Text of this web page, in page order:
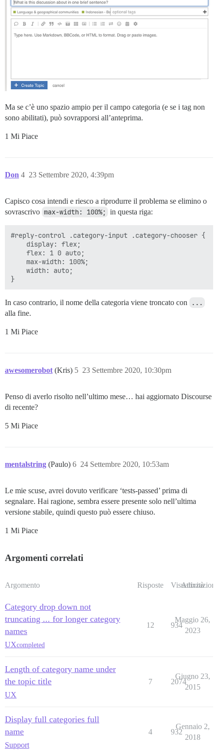
Ma se c’è uno spazio ampio per il campo categoria (e se i tag non
sono abilitati), può sovrapporsi all’anteprima.
1 Mi Piace
Don 23 Settembre 2020, 4:39pm
4
Capisco cosa intendi e riesco a riprodurre il problema se elimino o
sovrascrivo max-width: 100%; in questa riga:
#reply-control .category-input .category-chooser {
    display: flex;
    flex: 1 0 auto;
    max-width: 100%;
    width: auto;
In caso contrario, il nome della categoria viene troncato con ...
alla fine.
1 Mi Piace
awesomerobot (Kris) 23 Settembre 2020, 10:30pm
5
Penso di averlo risolto nell’ultimo mese… hai aggiornato Discourse
di recente?
5 Mi Piace
mentalstring (Paulo) 24 Settembre 2020, 10:53am
6
Le mie scuse, avrei dovuto verificare ‘tests-passed’ prima di
segnalare. Hai ragione, sembra essere presente solo nell’ultima
versione stabile, quindi questo può essere chiuso.
1 Mi Piace
Argomenti correlati
Argomento Risposte Visualizzazioni
Attività
Category drop down not
truncating ... for longer category
names
UXcompleted
12 934
Maggio 26,
2023
Length of category name under
the topic title
UX
7 2074
Giugno 23,
2015
Display full categories full
name
Support
4 932
Gennaio 2,
2018